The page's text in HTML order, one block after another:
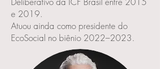
e 2019.
Atuou ainda como presidente do
EcoSocial no biênio 2022–2023.